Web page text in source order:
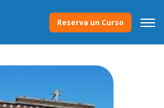
Reserva un Curso